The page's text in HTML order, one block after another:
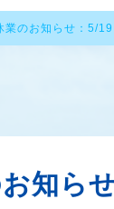
業のお知らせ：5/
知ら